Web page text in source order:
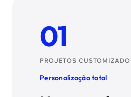
01
PROJETOS
Personalização total